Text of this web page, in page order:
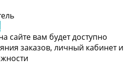
сайте вам будет доступно
заказов, личный кабинет и